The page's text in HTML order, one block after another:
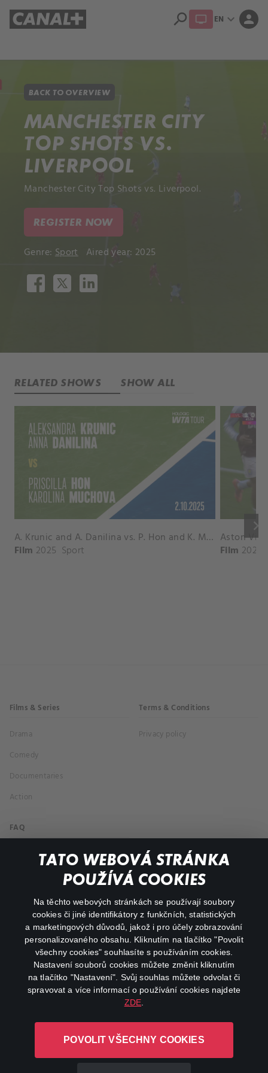
TATO WEBOVÁ STRÁNKA
POUŽÍVÁ COOKIES
Na těchto webových stránkách se používají soubory
cookies či jiné identifikátory z funkčních, statistických
a marketingových důvodů, jakož i pro účely zobrazování
personalizovaného obsahu. Kliknutím na tlačítko "Povolit
všechny cookies" souhlasíte s používáním cookies.
Nastavení souborů cookies můžete změnit kliknutím
na tlačítko "Nastavení". Svůj souhlas můžete odvolat či
spravovat a více informací o používání cookies najdete
ZDE
POVOLIT VŠECHNY COOKIES
search EN expand_more person
BACK TO OVERVIEW
MANCHESTER CITY
TOP SHOTS VS.
LIVERPOOL
Manchester City Top Shots vs. Liverpool.
REGISTER NOW
Genre: Sport Aired year: 2025
RELATED SHOWS SHOW ALL
keyboard_arrow_right
A. Krunic and A. Danilina vs. P. Hon and K. Muchova Match Highlights - BEIJING_Capital Group Diamond ( October 02, 2025)
Film 2025 Sport Film 2026
Films & Series
Drama
Comedy
Documentaries
Action
Terms & Conditions
Privacy policy
FAQ
My profile
facebookinstagram
youtube
L-1246 Luxembourg R.C.S.